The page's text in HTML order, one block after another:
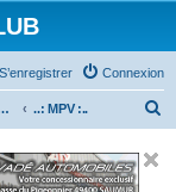
Connexion
S’enregistrer
ancien (<2003) :.. ..: MPV :..